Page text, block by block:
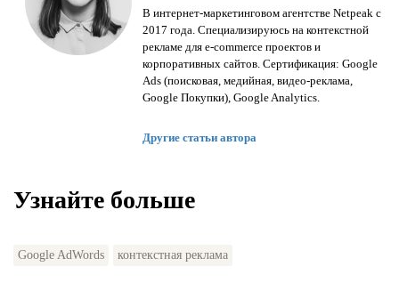
В интернет-маркетинговом агентстве Netpeak с
2017 года. Специализируюсь на контекстной
рекламе для e-commerce проектов и
корпоративных сайтов. Сертификация: Google
Ads (поисковая, медийная, видео-реклама,
Google Покупки), Google Analytics.
Другие статьи автора
Узнайте больше
Google AdWords контекстная реклама